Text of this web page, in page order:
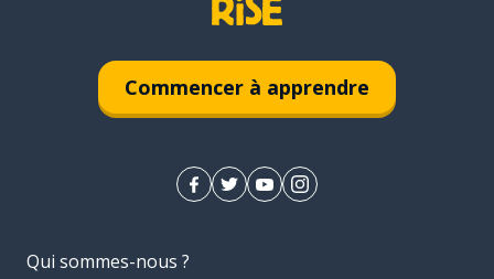
Commencer à apprendre
Qui sommes-nous ?